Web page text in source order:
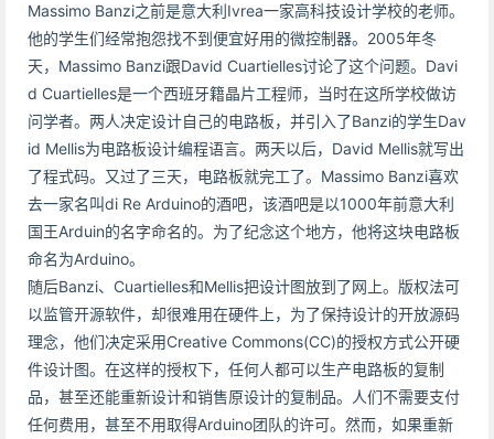
Massimo Banzi之前是意大利Ivrea一家高科技设计学校的老师。
他的学生们经常抱怨找不到便宜好用的微控制器。2005年冬
天，Massimo Banzi跟David Cuartielles讨论了这个问题。Davi
d Cuartielles是一个西班牙籍晶片工程师，当时在这所学校做访
问学者。两人决定设计自己的电路板，并引入了Banzi的学生Dav
id Mellis为电路板设计编程语言。两天以后，David Mellis就写出
了程式码。又过了三天，电路板就完工了。Massimo Banzi喜欢
去一家名叫di Re Arduino的酒吧，该酒吧是以1000年前意大利
国王Arduin的名字命名的。为了纪念这个地方，他将这块电路板
命名为Arduino。
随后Banzi、Cuartielles和Mellis把设计图放到了网上。版权法可
以监管开源软件，却很难用在硬件上，为了保持设计的开放源码
理念，他们决定采用Creative Commons(CC)的授权方式公开硬
件设计图。在这样的授权下，任何人都可以生产电路板的复制
品，甚至还能重新设计和销售原设计的复制品。人们不需要支付
任何费用，甚至不用取得Arduino团队的许可。然而，如果重新